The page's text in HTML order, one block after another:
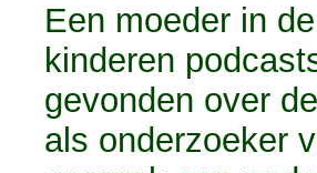
Een moeder in
kinderen
gevonden over
als onderzoeker